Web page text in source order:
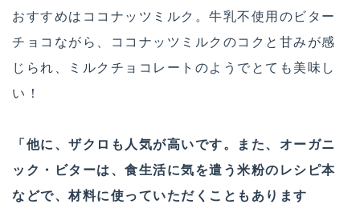
おすすめはココナッツミルク。牛乳不使用のビター
チョコながら、ココナッツミルクのコクと甘みが感
じられ、ミルクチョコレートのようでとても美味し
い！
「他に、ザクロも人気が高いです。また、オーガニ
ック・ビターは、食生活に気を遣う米粉のレシピ本
などで、材料に使っていただくこともあります